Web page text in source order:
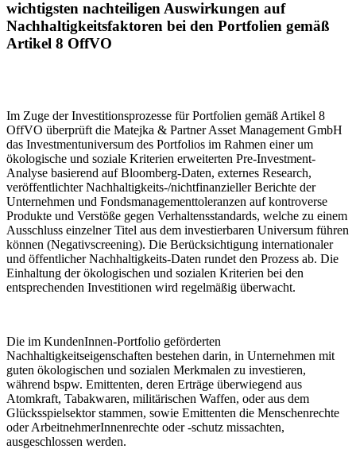
wichtigsten nachteiligen Auswirkungen auf
Nachhaltigkeitsfaktoren bei den Portfolien gemäß
Artikel 8 OffVO
Im Zuge der Investitionsprozesse für Portfolien gemäß Artikel 8
OffVO überprüft die Matejka & Partner Asset Management GmbH
das Investmentuniversum des Portfolios im Rahmen einer um
ökologische und soziale Kriterien erweiterten Pre-Investment-
Analyse basierend auf Bloomberg-Daten, externes Research,
veröffentlichter Nachhaltigkeits-/nichtfinanzieller Berichte der
Unternehmen und Fondsmanagementtoleranzen auf kontroverse
Produkte und Verstöße gegen Verhaltensstandards, welche zu einem
Ausschluss einzelner Titel aus dem investierbaren Universum führen
können (Negativscreening). Die Berücksichtigung internationaler
und öffentlicher Nachhaltigkeits-Daten rundet den Prozess ab. Die
Einhaltung der ökologischen und sozialen Kriterien bei den
entsprechenden Investitionen wird regelmäßig überwacht.
Die im KundenInnen-Portfolio geförderten
Nachhaltigkeitseigenschaften bestehen darin, in Unternehmen mit
guten ökologischen und sozialen Merkmalen zu investieren,
während bspw. Emittenten, deren Erträge überwiegend aus
Atomkraft, Tabakwaren, militärischen Waffen, oder aus dem
Glücksspielsektor stammen, sowie Emittenten die Menschenrechte
oder ArbeitnehmerInnenrechte oder -schutz missachten,
ausgeschlossen werden.